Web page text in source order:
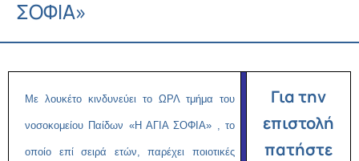
ΣΟΦΙΑ»
Mε λουκέτο κινδυνεύει το ΩΡΛ τμήμα του
νοσοκομείου Παίδων «Η ΑΓΙΑ ΣΟΦΙΑ» , το
οποίο επί σειρά ετών, παρέχει ποιοτικές
Για την
επιστολή
πατήστε